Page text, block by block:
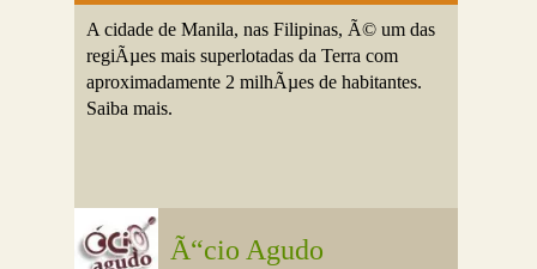
A cidade de Manila, nas Filipinas, Ã© um das
regiÃµes mais superlotadas da Terra com
aproximadamente 2 milhÃµes de habitantes.
Saiba mais.
Ã“cio Agudo